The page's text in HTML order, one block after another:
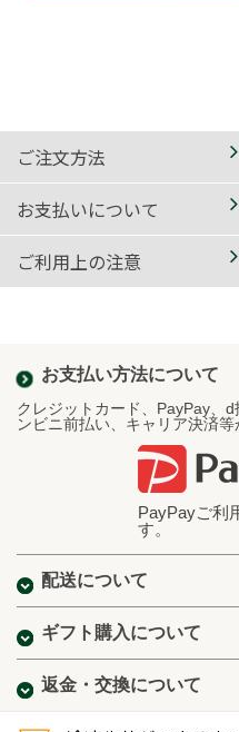
ご注文方法
お支払いについて
ご利用上の注意
お支払い方法について
クレジットカード、PayPay、
ンビニ前払い、キャリア決済等
PayPayご利
す。
配送について
ギフト購入について
返金・交換について